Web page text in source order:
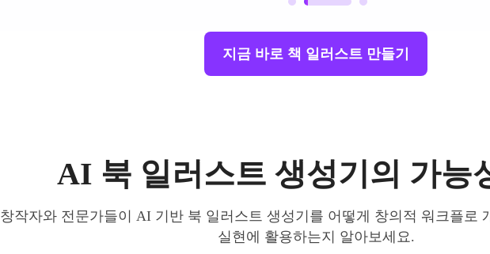
지금 바로 책 일러스트 만들기
AI 북 일러스트 생성기의 가능
창작자와 전문가들이 AI 기반 북 일러스트 생성기를 어떻게 창의적 워크플로
실현에 활용하는지 알아보세요.